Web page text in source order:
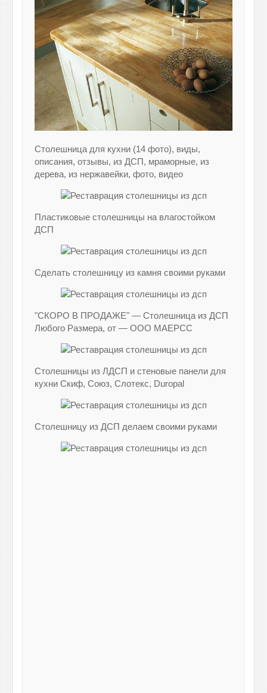
Столешница для кухни (14 фото), виды,
описания, отзывы, из ДСП, мраморные, из
дерева, из нержавейки, фото, видео
Пластиковые столешницы на влагостойком
ДСП
Сделать столешницу из камня своими руками
"СКОРО В ПРОДАЖЕ" — Столешница из ДСП
Любого Размера, от — ООО МАЕРСС
Столешницы из ЛДСП и стеновые панели для
кухни Скиф, Союз, Слотекс, Duropal
Столешницу из ДСП делаем своими руками